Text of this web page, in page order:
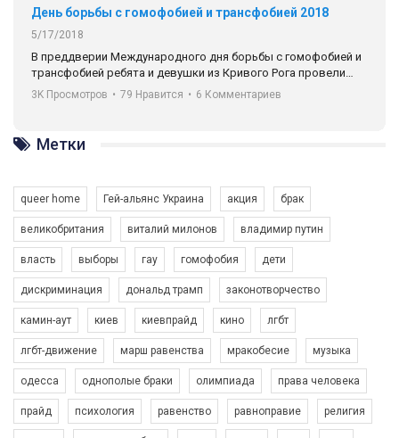
День борьбы с гомофобией и трансфобией 2018
5/17/2018
В преддверии Международного дня борьбы с гомофобией и
трансфобией ребята и девушки из Кривого Рога провели
социальный эксперимент, сравнив реакцию на
представительницу ЛГБТ-комьюнити в двух странах, в
Автор видео - Queer-студия.
3K Просмотров • 79 Нравится • 6 Комментариев
Метки
queer home Гей-альянс Украина акция брак
великобритания виталий милонов владимир путин
власть выборы гау гомофобия дети
дискриминация дональд трамп законотворчество
камин-аут киев киевпрайд кино лгбт
лгбт-движение марш равенства мракобесие музыка
одесса однополые браки олимпиада права человека
прайд психология равенство равноправие религия